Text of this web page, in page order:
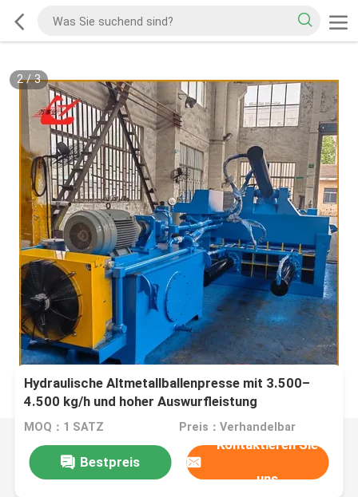
2/3
Hydraulische Altmetallballenpresse mit 3.500–
4.500 kg/h und hoher Auswurfleistung
MOQ：1 SATZ Preis：Verhandelbar
Bestpreis
Kontaktieren Sie
uns